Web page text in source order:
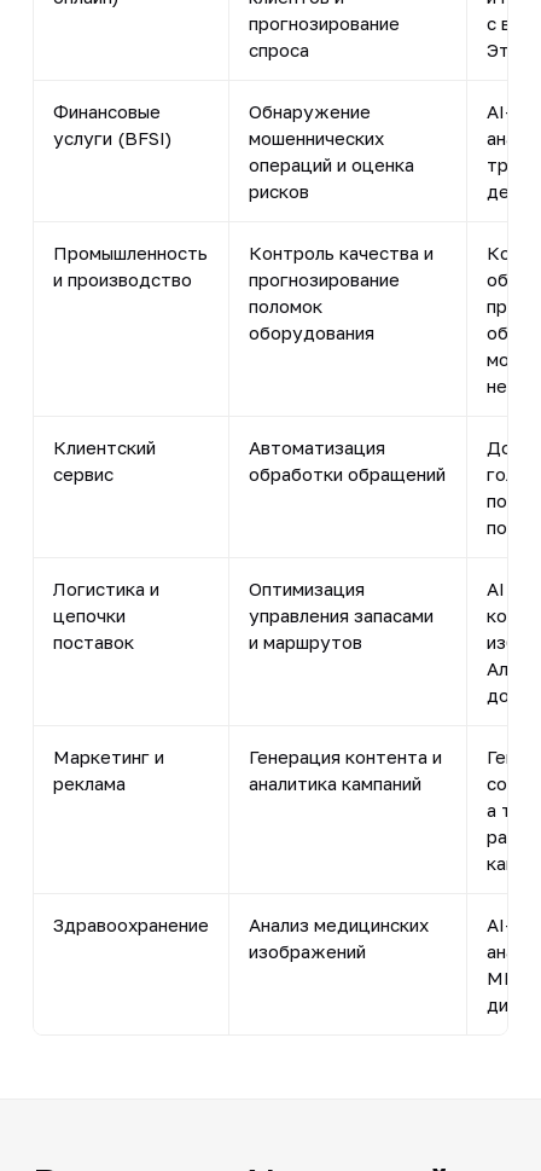
прогнозирование
спроса
с
Это
Финансовые
услуги (BFSI)
Обнаружение
мошеннических
операций и оценка
рисков
AI-
Промышленность
и производство
Контроль качества и
прогнозирование
поломок
оборудования
Клиентский
сервис
Автоматизация
обработки обращений
До
Логистика и
цепочки
поставок
Оптимизация
управления запасами
и маршрутов
AI
Маркетинг и
реклама
Генерация контента и
аналитика кампаний
а
Здравоохранение
Анализ медицинских
изображений
AI-
МРТ,